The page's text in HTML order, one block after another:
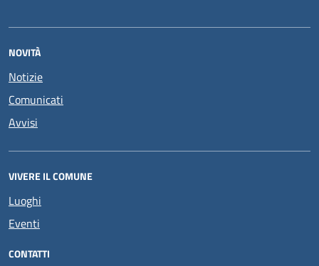
NOVITÀ
Notizie
Comunicati
Avvisi
VIVERE IL COMUNE
Luoghi
Eventi
CONTATTI